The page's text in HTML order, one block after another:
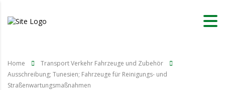
Home
Transport Verkehr Fahrzeuge und Zubehör
Ausschreibung; Tunesien; Fahrzeuge für Reinigungs- und
Straßenwartungsmaßnahmen